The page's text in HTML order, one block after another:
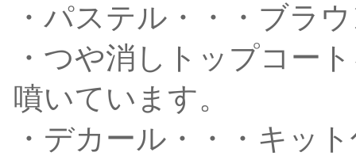
・パステル・・・ブラ
・つや消しトップコー
噴いています。
・デカール・・・キッ